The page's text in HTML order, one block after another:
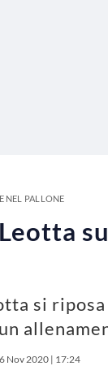
NEL PALLONE
si
Nov 2020 | 17:24